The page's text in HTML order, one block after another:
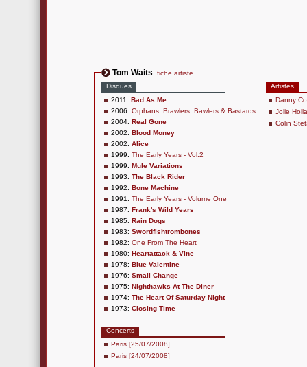
Tom Waits
fiche artiste
Disques
2011: Bad As Me
2006: Orphans: Brawlers, Bawlers & Bastards
2004: Real Gone
2002: Blood Money
2002: Alice
1999: The Early Years - Vol.2
1999: Mule Variations
1993: The Black Rider
1992: Bone Machine
1991: The Early Years - Volume One
1987: Frank's Wild Years
1985: Rain Dogs
1983: Swordfishtrombones
1982: One From The Heart
1980: Heartattack & Vine
1978: Blue Valentine
1976: Small Change
1975: Nighthawks At The Diner
1974: The Heart Of Saturday Night
1973: Closing Time
Concerts
Paris [25/07/2008]
Paris [24/07/2008]
Artistes
Danny
Jolie
Colin